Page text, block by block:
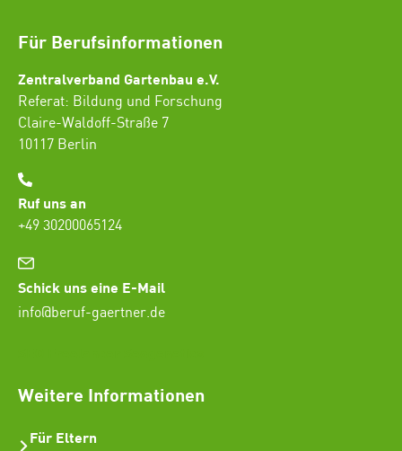
Für Berufsinformationen
Zentralverband Gartenbau e.V.
Referat: Bildung und Forschung
Claire-Waldoff-Straße 7
10117 Berlin
Ruf uns an
+49 30200065124
Schick uns eine E-Mail
info@beruf-gaertner.de
Weitere Informationen
Für Eltern